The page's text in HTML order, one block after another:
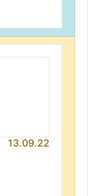
13.09.22